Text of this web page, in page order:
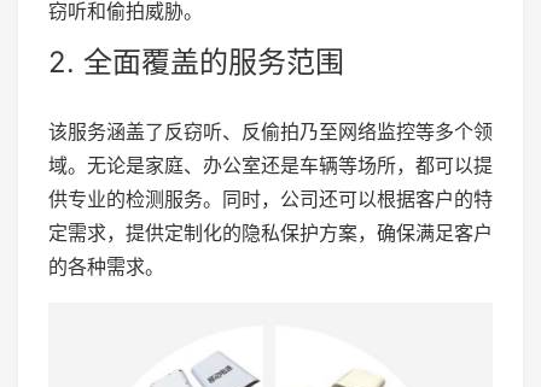
窃听和偷拍威胁。
2. 全面覆盖的服务范围
该服务涵盖了反窃听、反偷拍乃至网络监控等多个领
域。无论是家庭、办公室还是车辆等场所，都可以提
供专业的检测服务。同时，公司还可以根据客户的特
定需求，提供定制化的隐私保护方案，确保满足客户
的各种需求。